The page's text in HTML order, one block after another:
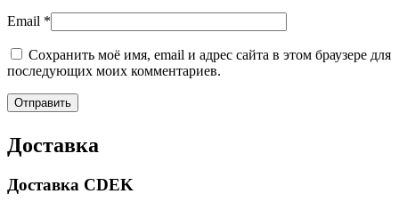
Email *
Сохранить моё имя, email и адрес сайта в этом браузере для
последующих моих комментариев.
Доставка
Доставка CDEK